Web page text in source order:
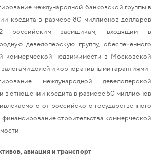
международной банковской группы в
кредита в размере 80 миллионов долларов
заемщикам, входящим в
девелоперскую группу, обеспеченного
коммерческой недвижимости в Московской
залогами долей и корпоративными гарантиями
международной девелоперской
в отношении кредита в размере 50 миллионов
от российского государственного
финансирование строительства коммерческой
авиация и транспорт